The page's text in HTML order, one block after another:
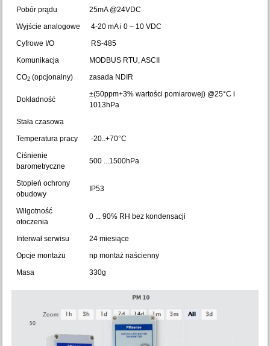
Pobór prądu
25mA @24VDC
Wyjście analogowe
4-20 mA i 0 – 10 VDC
Cyfrowe I/O
RS-485
Komunikacja
MODBUS RTU, ASCII
CO2(opcjonalny) zasada NDIR
Dokładność
±(50ppm+3% wartości pomiarowej) @25°C i
1013hPa
Stała czasowa
Temperatura pracy
-20..+70°C
Ciśnienie
barometryczne
500 ...1500hPa
Stopień ochrony
obudowy
IP53
Wilgotność
otoczenia
0 ... 90% RH bez kondensacji
Interwał serwisu
24 miesiące
Opcje montażu
np montaż naścienny
Masa
330g